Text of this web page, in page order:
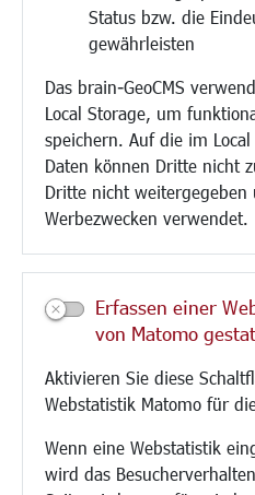
Status bzw. die
gewährleisten
Das brain-GeoCMS
Local Storage, um
speichern. Auf die im
Daten können Dritte nicht
Dritte nicht weitergegeben
Werbezwecken verwendet.
Erfassen einer
von Matomo
Aktivieren Sie diese
Webstatistik Matomo für
Wenn eine Webstatistik
wird das
Bebauungsplanung
Verkehr/Mobilität
Glasfaserausbau
Aktuelle Baustellen
Paddelteich
CINDY S
Kultur/Freizeit/Tourismus
Veranstaltungen
Neue Stadthalle Langen
Bäder
Musikschule
Stadtbücherei
Stadtarchiv